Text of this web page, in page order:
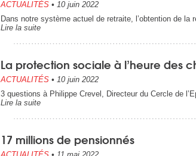
ACTUALITÉS • 10 juin 2022
Dans notre système actuel de retraite, l’obtention de
Lire la suite
La protection sociale à l’heure des
ACTUALITÉS • 10 juin 2022
3 questions à Philippe Crevel, Directeur du Cercle de
Lire la suite
17 millions de pensionnés